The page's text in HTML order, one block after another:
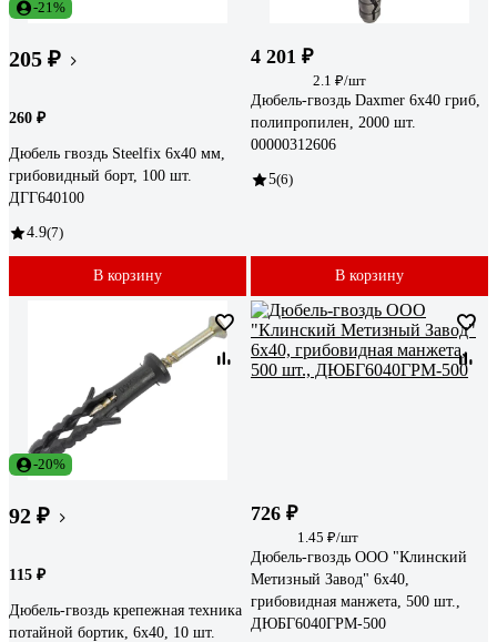
-21%
205 ₽
260 ₽
Дюбель гвоздь Steelfix 6x40 мм,
грибовидный борт, 100 шт.
ДГГ640100
4.9(7)
В корзину
4 201 ₽
2.1 ₽/шт
Дюбель-гвоздь Daxmer 6x40 гриб,
полипропилен, 2000 шт.
00000312606
5(6)
В корзину
-20%
92 ₽
115 ₽
Дюбель-гвоздь крепежная техника
потайной бортик, 6x40, 10 шт.
726 ₽
1.45 ₽/шт
Дюбель-гвоздь ООО "Клинский
Метизный Завод" 6x40,
грибовидная манжета, 500 шт.,
ДЮБГ6040ГРМ-500